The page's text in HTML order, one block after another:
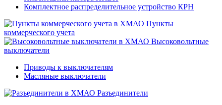
Комплектное распределительное устройство КРН
Пункты
коммерческого учета
Высоковольтные
выключатели
Приводы к выключателям
Масляные выключатели
Разъединители